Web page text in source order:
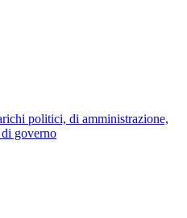
politici, di amministrazione,
governo